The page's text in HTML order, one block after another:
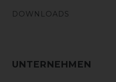
DOWNLOADS
UNTERNEHMEN